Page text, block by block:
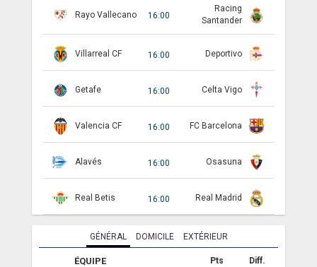
ANGLETERRE
ESPAGNE
RECHERCHE
Rayo Vallecano 16:00
Racing
Santander
Villarreal CF 16:00 Deportivo
Getafe 16:00 Celta Vigo
Valencia CF 16:00 FC Barcelona
Alavés 16:00 Osasuna
Real Betis 16:00 Real Madrid
GÉNÉRAL DOMICILE EXTÉRIEUR
ÉQUIPE Pts Diff.